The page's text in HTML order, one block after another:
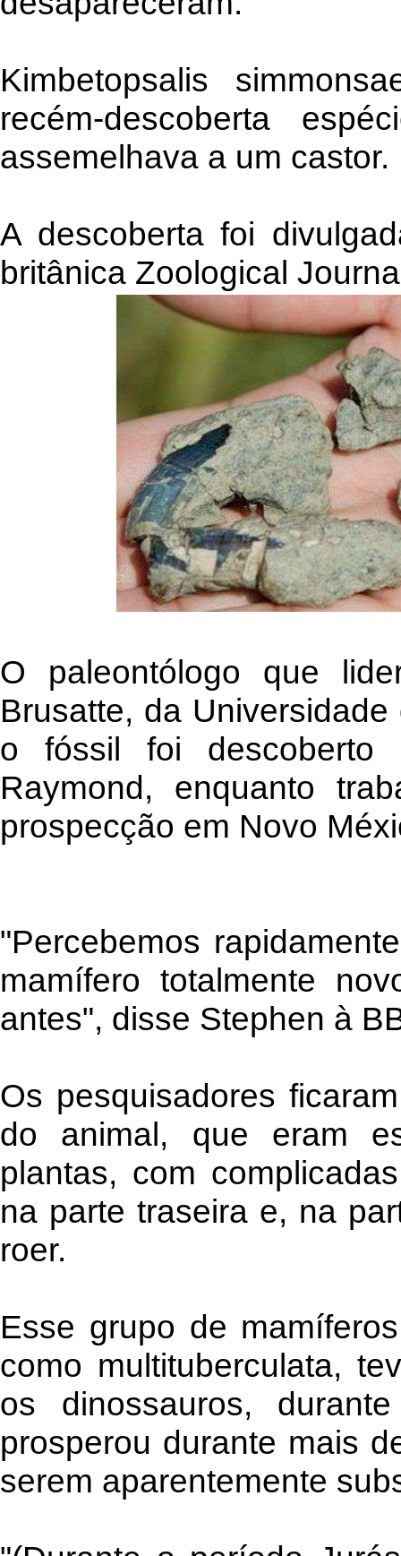
Kimbetopsalis
recém-descoberta
assemelhava a um castor.
A descoberta foi
britânica Zoological
O paleontólogo que
Brusatte, da
o fóssil foi descoberto
Raymond, enquanto
prospecção em Novo
"Percebemos
mamífero totalmente
antes", disse Stephen à
Os pesquisadores
do animal, que eram
plantas, com
na parte traseira e, na
roer.
Esse grupo de
como multituberculata,
os dinossauros,
prosperou durante mais
serem aparentemente